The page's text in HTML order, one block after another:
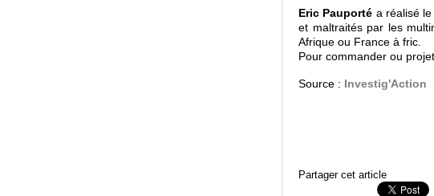
Eric Pauporté a réalisé
et maltraités par les
Afrique ou France à fric.
Pour commander ou
Source : Investig'Action
Partager cet article